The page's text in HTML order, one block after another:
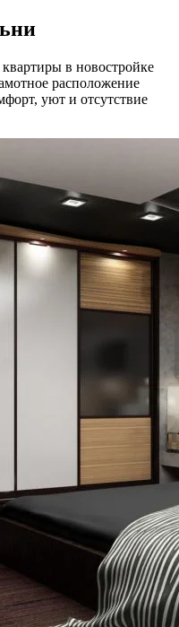
в новостройке
расположение
уют и отсутствие